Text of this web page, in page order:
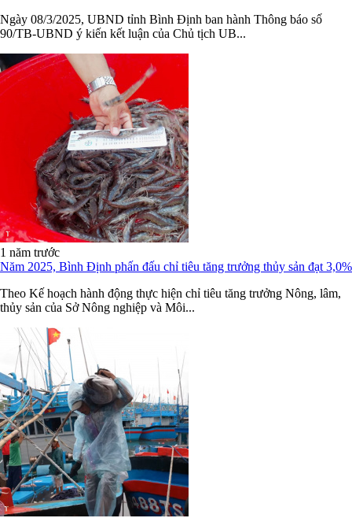
Ngày 08/3/2025, UBND tỉnh Bình Định ban hành Thông báo số
90/TB-UBND ý kiến kết luận của Chủ tịch UB...
1 năm trước
Năm 2025, Bình Định phấn đấu chỉ tiêu tăng trưởng thủy sản đạt 3,0%
Theo Kế hoạch hành động thực hiện chỉ tiêu tăng trưởng Nông, lâm,
thủy sản của Sở Nông nghiệp và Môi...